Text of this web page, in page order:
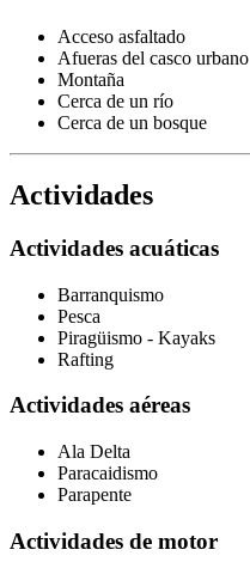
Acceso asfaltado
Afueras del casco urbano
Montaña
Cerca de un río
Cerca de un bosque
Actividades
Actividades acuáticas
Barranquismo
Pesca
Piragüismo - Kayaks
Rafting
Actividades aéreas
Ala Delta
Paracaidismo
Parapente
Actividades de motor